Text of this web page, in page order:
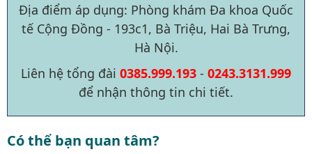
Địa điểm áp dụng: Phòng khám Đa khoa Quốc
tế Cộng Đồng - 193c1, Bà Triệu, Hai Bà Trưng,
Hà Nội.
Liên hệ tổng đài 0385.999.193 - 0243.3131.999
để nhận thông tin chi tiết.
Có thể bạn quan tâm?